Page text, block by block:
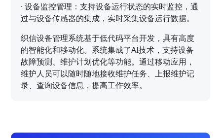
·设备监控管理：支持设备运行状态的实时监控，通
过与设备传感器的集成，实时采集设备运行数据。
织信设备管理系统基于低代码平台开发，具有高度
的智能化和移动化。系统集成了AI技术，支持设备
故障预测、维护计划优化等功能。通过移动应用，
维护人员可以随时随地接收维护任务、上报维护记
录、查询设备信息，提高工作效率。